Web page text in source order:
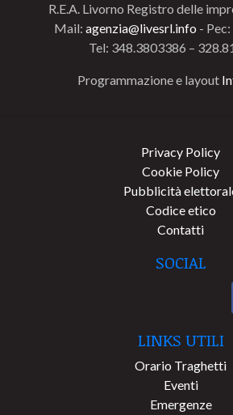
R.E.A. Livorno Registro delle
Mail: agenzia@livesrl.info - Pec:
Tel: 348.3803386 –
Programmazione e layout
Privacy Policy
Cookie Policy
Pubblicità
Codice etico
Contatti
SOCIAL
LINKS UTILI
Orario Traghetti
Eventi
Emergenze